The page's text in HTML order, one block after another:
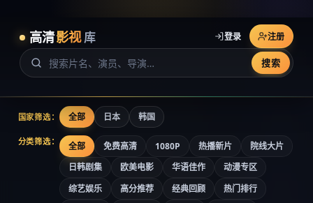
高清影视 库
搜索
登录 注册
国家筛选： 全部 日本 韩国
分类筛选： 全部 免费高清 1080P 热播新片
院线大片
日韩剧集
欧美电影 华语佳作
动漫专区
综艺娱乐
高分推荐 经典回顾
热门排行